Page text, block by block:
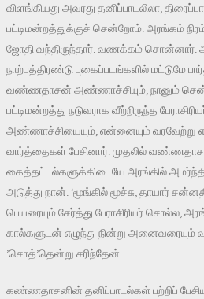
விளங்கியது அவரது தனிப்பாடலிலா,
பட்டிமன்றத்துக்குச் சென்றோம். அரங்கம்
ஜோதி வந்திருந்தார். வணக்கம் சொன்னார்.
நாற்பத்திரண்டு புகைப்படங்களில் மட்டுமே
வண்ணதாசன் அண்ணாச்சியும், நானும்
பட்டிமன்றத்து நடுவராக வீற்றிருந்த
அண்ணாச்சியையும், என்னையும் வரவேற்று
வார்த்தைகள் பேசினார். முதலில்
கைத்தட்டல்களுக்கிடையே அரங்கில்
அடுத்து நான். ‘மூங்கில் மூச்சு, தாயார்
பெயரையும் சேர்த்து பேராசிரியர் சொல்ல,
கால்களுடன் எழுந்து நின்று
’சொத்’தென்று சரிந்தேன்.
கண்ணதாசனின் தனிப்பாடல்கள் பற்றிப்